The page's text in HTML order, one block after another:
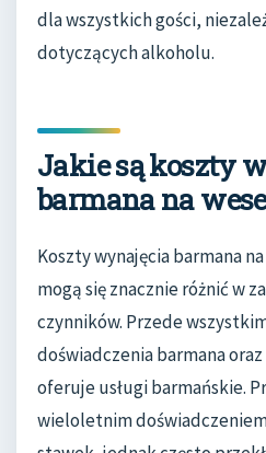
dla wszystkich gości,
dotyczących alkoholu.
Jakie są koszty
barmana na
Koszty wynajęcia barmana
mogą się znacznie różnić w
czynników. Przede
doświadczenia barmana
oferuje usługi barmańskie.
wieloletnim